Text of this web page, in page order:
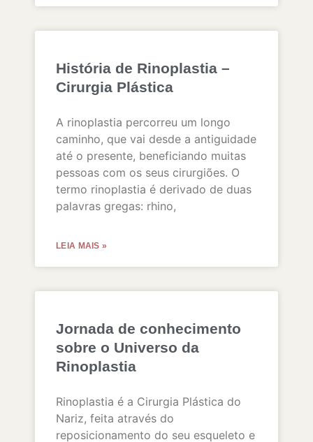
História de Rinoplastia –
Cirurgia Plástica
A rinoplastia percorreu um longo
caminho, que vai desde a antiguidade
até o presente, beneficiando muitas
pessoas com os seus cirurgiões. O
termo rinoplastia é derivado de duas
palavras gregas: rhino,
LEIA MAIS »
Jornada de conhecimento
sobre o Universo da
Rinoplastia
Rinoplastia é a Cirurgia Plástica do
Nariz, feita através do
reposicionamento do seu esqueleto e